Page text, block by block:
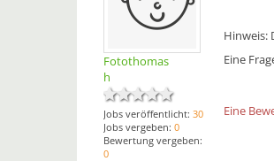
Fotothomas
h
Jobs veröffentlicht: 30
Jobs vergeben: 0
Bewertung vergeben:
0
Hinweis:
Eine
Eine